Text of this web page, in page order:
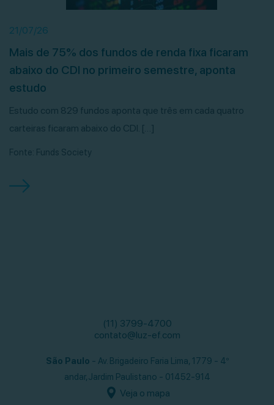
21/07/26
Mais de 75% dos fundos de renda fixa ficaram
abaixo do CDI no primeiro semestre, aponta
estudo
Estudo com 829 fundos aponta que três em cada quatro
carteiras ficaram abaixo do CDI. […]
Fonte: Funds Society
(11) 3799-4700
contato@luz-ef.com
São Paulo - Av. Brigadeiro Faria Lima, 1779 - 4º
andar,Jardim Paulistano - 01452-914
Veja o mapa